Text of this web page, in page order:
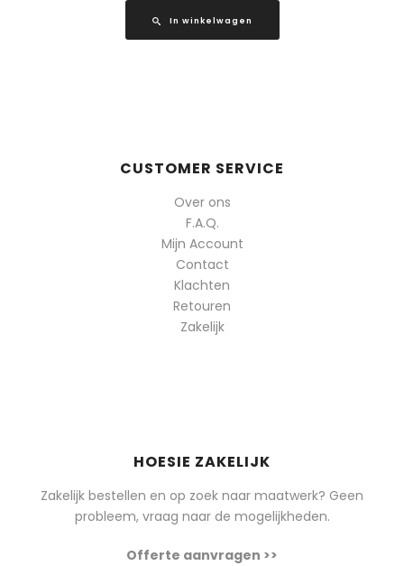
In winkelwagen
CUSTOMER SERVICE
Over ons
F.A.Q.
Mijn Account
Contact
Klachten
Retouren
Zakelijk
HOESIE ZAKELIJK
Zakelijk bestellen en op zoek naar maatwerk? Geen
probleem, vraag naar de mogelijkheden.
Offerte aanvragen >>